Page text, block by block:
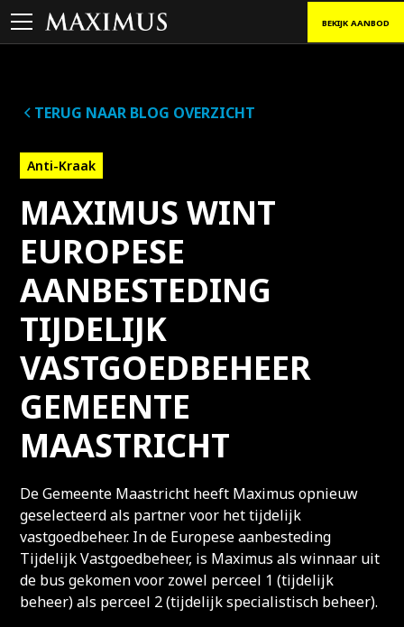
BEKIJK AANBOD
TERUG NAAR BLOG OVERZICHT
Anti-Kraak
MAXIMUS WINT
EUROPESE
AANBESTEDING
TIJDELIJK
VASTGOEDBEHEER
GEMEENTE
MAASTRICHT
De Gemeente Maastricht heeft Maximus opnieuw
geselecteerd als partner voor het tijdelijk
vastgoedbeheer. In de Europese aanbesteding
Tijdelijk Vastgoedbeheer, is Maximus als winnaar uit
de bus gekomen voor zowel perceel 1 (tijdelijk
beheer) als perceel 2 (tijdelijk specialistisch beheer).